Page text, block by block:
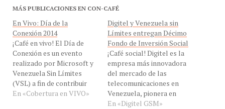
En Vivo: Día de la
Conexión 2014
¡Café en vivo! El Día de
Conexión es un evento
realizado por Microsoft y
Venezuela Sin Límites
(VSL) a fin de contribuir
con el desarrollo de las
Organizaciones No
En «Cobertura en VIVO»
Digitel y Venezuela sin
Límites entregan Décimo
Fondo de Inversión Social
¡Café social! Digitel es la
empresa más innovadora
del mercado de las
telecomunicaciones en
Venezuela, pionera en
soluciones de
comunicación de avanzada
En «Digitel GSM»